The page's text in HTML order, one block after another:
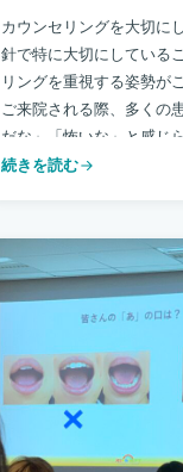
カウンセリングを大切に
針で特に大切にしている
リングを重視する姿勢が
ご来院される際、多くの
だな」「怖いな」と感じ
[…]
続きを読む